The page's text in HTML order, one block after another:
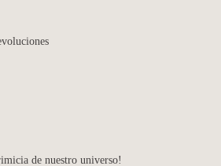
de nuestro universo!